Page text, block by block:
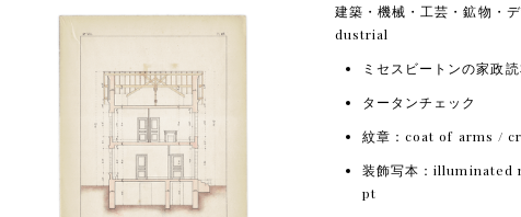
建築・機械・工芸・鉱物・
dustrial
ミセスビートンの家政
タータンチェック
紋章：coat of arms /
装飾写本：illuminated
pt